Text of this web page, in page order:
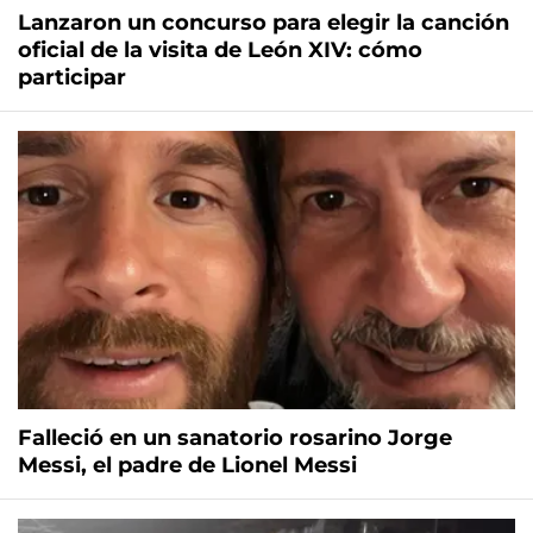
Lanzaron un concurso para elegir la canción
oficial de la visita de León XIV: cómo
participar
Falleció en un sanatorio rosarino Jorge
Messi, el padre de Lionel Messi